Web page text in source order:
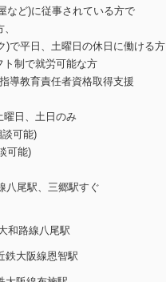
など)に従事されている方で
)で平日、土曜日の休日に働ける方
ト制で就労可能な方
導教育責任者資格取得支援
曜日、土日のみ
可能)
可能)
八尾駅、三郷駅すぐ
和路線八尾駅
鉄大阪線恩智駅